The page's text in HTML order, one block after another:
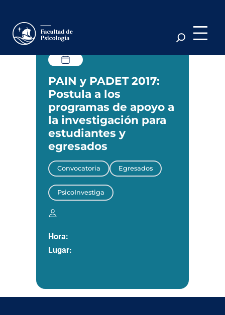
contenido
PAIN y PADET 2017:
Postula a los
programas de apoyo a
la investigación para
estudiantes y
egresados
Convocatoria Egresados
PsicoInvestiga
Hora:
Lugar: